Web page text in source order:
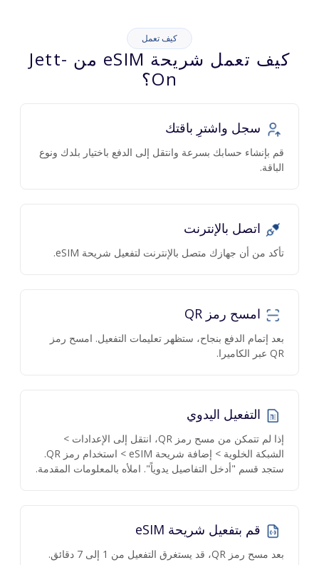
كيف تعمل
كيف تعمل شريحة eSIM من Jett-
On؟
سجل واشترِ باقتك
قم بإنشاء حسابك بسرعة وانتقل إلى الدفع باختيار بلدك ونوع
الباقة.
اتصل بالإنترنت
تأكد من أن جهازك متصل بالإنترنت لتفعيل شريحة eSIM.
امسح رمز QR
بعد إتمام الدفع بنجاح، ستظهر تعليمات التفعيل. امسح رمز
QR عبر الكاميرا.
التفعيل اليدوي
إذا لم تتمكن من مسح رمز QR، انتقل إلى الإعدادات >
الشبكة الخلوية > إضافة شريحة eSIM > استخدام رمز QR.
ستجد قسم "أدخل التفاصيل يدوياً". املأه بالمعلومات المقدمة.
قم بتفعيل شريحة eSIM
بعد مسح رمز QR، قد يستغرق التفعيل من 1 إلى 7 دقائق.